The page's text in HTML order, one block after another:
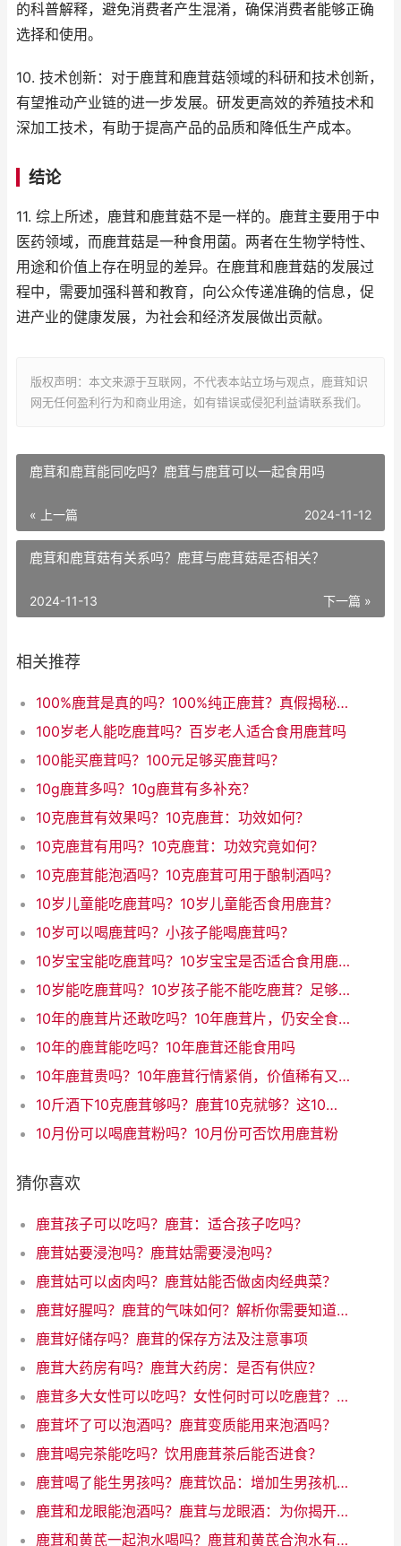
的科普解释，避免消费者产生混淆，确保消费者能够正确
选择和使用。
10. 技术创新：对于鹿茸和鹿茸菇领域的科研和技术创新，
有望推动产业链的进一步发展。研发更高效的养殖技术和
深加工技术，有助于提高产品的品质和降低生产成本。
结论
11. 综上所述，鹿茸和鹿茸菇不是一样的。鹿茸主要用于中
医药领域，而鹿茸菇是一种食用菌。两者在生物学特性、
用途和价值上存在明显的差异。在鹿茸和鹿茸菇的发展过
程中，需要加强科普和教育，向公众传递准确的信息，促
进产业的健康发展，为社会和经济发展做出贡献。
版权声明：本文来源于互联网，不代表本站立场与观点，鹿茸知识
网无任何盈利行为和商业用途，如有错误或侵犯利益请联系我们。
鹿茸和鹿茸能同吃吗？鹿茸与鹿茸可以一起食用吗
« 上一篇 2024-11-12
鹿茸和鹿茸菇有关系吗？鹿茸与鹿茸菇是否相关？
下一篇 »
2024-11-13
相关推荐
100%鹿茸是真的吗？100%纯正鹿茸？真假揭秘！
100岁老人能吃鹿茸吗？百岁老人适合食用鹿茸吗
100能买鹿茸吗？100元足够买鹿茸吗？
10g鹿茸多吗？10g鹿茸有多补充？
10克鹿茸有效果吗？10克鹿茸：功效如何？
10克鹿茸有用吗？10克鹿茸：功效究竟如何？
10克鹿茸能泡酒吗？10克鹿茸可用于酿制酒吗？
10岁儿童能吃鹿茸吗？10岁儿童能否食用鹿茸？
10岁可以喝鹿茸吗？小孩子能喝鹿茸吗？
10岁宝宝能吃鹿茸吗？10岁宝宝是否适合食用鹿茸
10岁能吃鹿茸吗？10岁孩子能不能吃鹿茸？足够安全吗？
10年的鹿茸片还敢吃吗？10年鹿茸片，仍安全食用吗？
10年的鹿茸能吃吗？10年鹿茸还能食用吗
10年鹿茸贵吗？10年鹿茸行情紧俏，价值稀有又贵吗？
10斤酒下10克鹿茸够吗？鹿茸10克就够？这10斤酒大开销！（31字）
10月份可以喝鹿茸粉吗？10月份可否饮用鹿茸粉
猜你喜欢
鹿茸孩子可以吃吗？鹿茸：适合孩子吃吗？
鹿茸姑要浸泡吗？鹿茸姑需要浸泡吗？
鹿茸姑可以卤肉吗？鹿茸姑能否做卤肉经典菜？
鹿茸好腥吗？鹿茸的气味如何？解析你需要知道的所有
鹿茸好储存吗？鹿茸的保存方法及注意事项
鹿茸大药房有吗？鹿茸大药房：是否有供应？
鹿茸多大女性可以吃吗？女性何时可以吃鹿茸？了解年龄限制
鹿茸坏了可以泡酒吗？鹿茸变质能用来泡酒吗？
鹿茸喝完茶能吃吗？饮用鹿茸茶后能否进食？
鹿茸喝了能生男孩吗？鹿茸饮品：增加生男孩机会的魔力饮料
鹿茸和龙眼能泡酒吗？鹿茸与龙眼酒：为你揭开神秘配对的奇迹！
鹿茸和黄芪一起泡水喝吗？鹿茸和黄芪合泡水有什么好处